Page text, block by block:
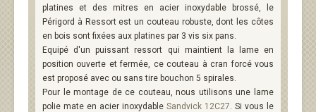
platines et des mitres en acier inoxydable brossé, le
Périgord à Ressort est un couteau robuste, dont les côtes
en bois sont fixées aux platines par 3 vis six pans.
Equipé d'un puissant ressort qui maintient la lame en
position ouverte et fermée, ce couteau à cran forcé vous
est proposé avec ou sans tire bouchon 5 spirales.
Pour le montage de ce couteau, nous utilisons une lame
polie mate en acier inoxydable Sandvick 12C27. Si vous le